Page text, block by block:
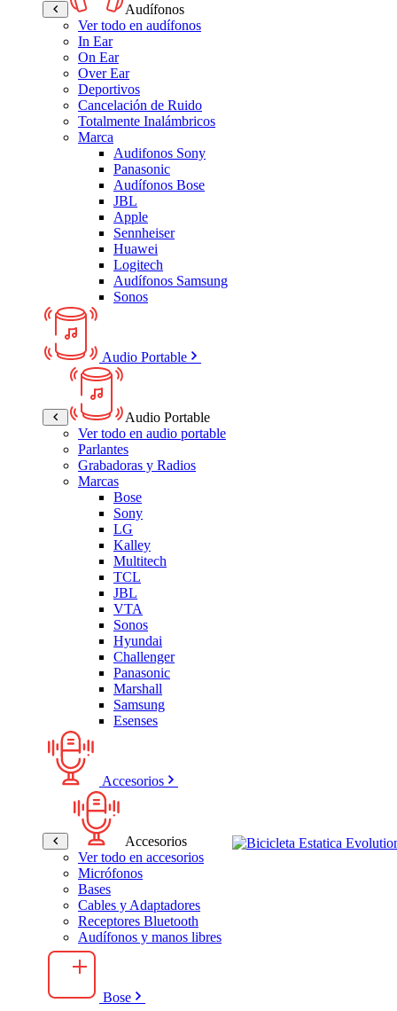
Audífonos
Ver todo en audífonos
In Ear
On Ear
Over Ear
Deportivos
Cancelación de Ruido
Totalmente Inalámbricos
Marca
Audifonos Sony
Panasonic
Audífonos Bose
JBL
Apple
Sennheiser
Huawei
Logitech
Audífonos Samsung
Sonos
Audio Portable
Audio Portable
Ver todo en audio portable
Parlantes
Grabadoras y Radios
Marcas
Bose
Sony
LG
Kalley
Multitech
TCL
JBL
VTA
Sonos
Hyundai
Challenger
Panasonic
Marshall
Samsung
Esenses
Accesorios
Accesorios
Ver todo en accesorios
Micrófonos
Bases
Cables y Adaptadores
Receptores Bluetooth
Audífonos y manos libres
Bose